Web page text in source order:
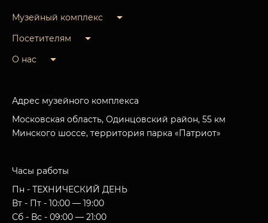
Музейный комплекс
Посетителям
О нас
Адрес музейного комплекса
Московская область, Одинцовский район, 55 км
Минского шоссе, территория парка «Патриот»
Часы работы
Пн - ТЕХНИЧЕСКИЙ ДЕНЬ
Вт - Пт - 10:00 — 19:00
Сб - Вс - 09:00 — 21:00